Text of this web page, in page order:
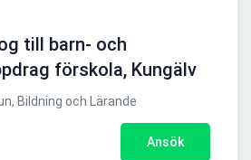
till barn- och
förskola, Kungälv
Bildning och Lärande
Ansök